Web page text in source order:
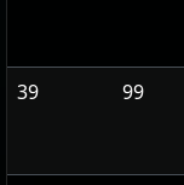
39
99